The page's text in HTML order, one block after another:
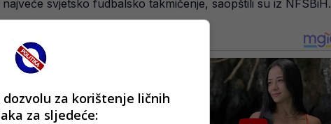
svjetsko fudbalsko takmičenje, saopštili su iz NFSBiH.
dozvolu za korištenje ličnih
za sljedeće: